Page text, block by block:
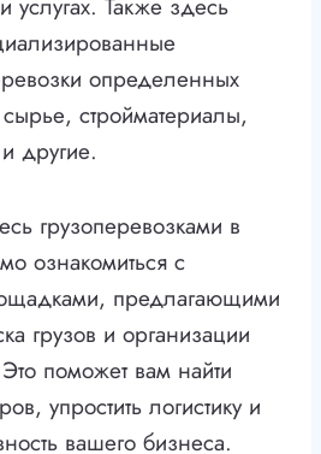
услугах. Также здесь
определенных
сырье, стройматериалы,
другие.
грузоперевозками в
ознакомиться с
предлагающими
грузов и организации
поможет вам найти
упростить логистику и
вашего бизнеса.